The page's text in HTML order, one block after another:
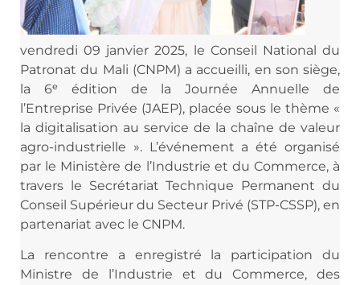
vendredi 09 janvier 2025, le Conseil National du
Patronat du Mali (CNPM) a accueilli, en son siège,
la 6ᵉ édition de la Journée Annuelle de
l’Entreprise Privée (JAEP), placée sous le thème «
la digitalisation au service de la chaîne de valeur
agro-industrielle ». L’événement a été organisé
par le Ministère de l’Industrie et du Commerce, à
travers le Secrétariat Technique Permanent du
Conseil Supérieur du Secteur Privé (STP-CSSP), en
partenariat avec le CNPM.
La rencontre a enregistré la participation du
Ministre de l’Industrie et du Commerce, des